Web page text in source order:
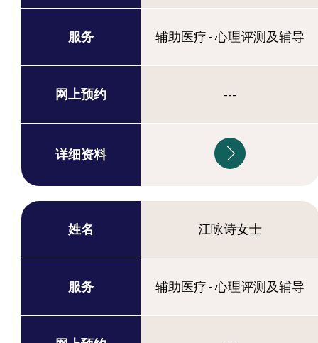
服务 辅助医疗 - 心理评测及辅导
网上预约 ---
详细资料
姓名 江咏诗女士
服务 辅助医疗 - 心理评测及辅导